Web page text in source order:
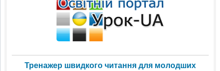
Тренажер швидкого читання для молодших